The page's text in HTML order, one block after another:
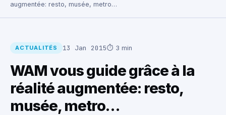
augmentée: resto, musée, metro…
ACTUALITÉS 13 Jan 2015⏱ 3 min
WAM vous guide grâce à la
réalité augmentée: resto,
musée, metro…